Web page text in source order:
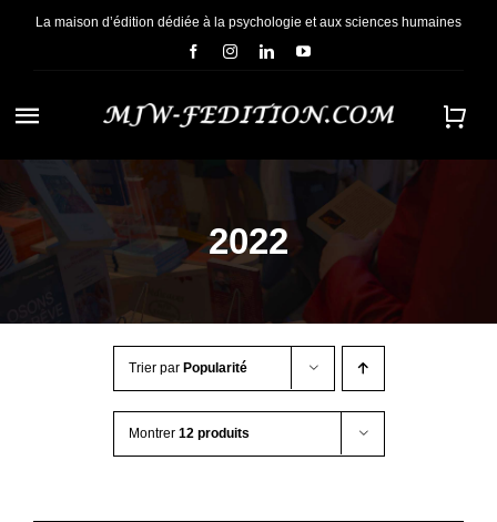
PasserLa maison d’édition dédiée à la psychologie et aux sciences humaines
Navigation
à
bascule
ACCUEIL
NOUS CONNAÎTRE 2022
Trier par Popularité
Montrer 12 produits